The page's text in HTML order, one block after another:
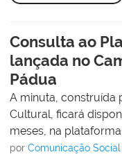
Consulta ao
lançada no
Pádua
A minuta, construída
Cultural, ficará
meses, na
por Comunicação